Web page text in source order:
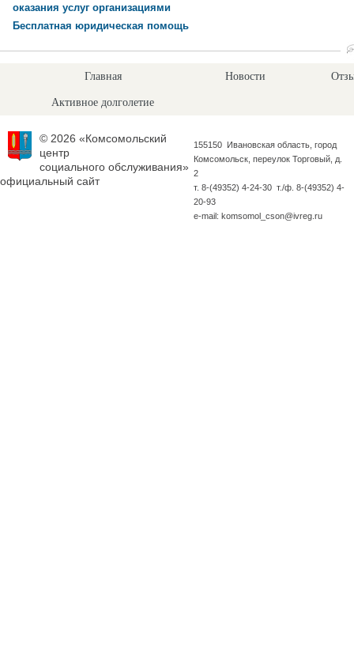
оказания услуг организациями
Бесплатная юридическая помощь
Главная Новости
Активное долголетие
© 2026 «Комсомольский
центр
социального обслуживания»
официальный сайт
155150 Ивановская область, город
Комсомольск, переулок Торговый, д.
2
т. 8-(49352) 4-24-30 т./ф. 8-(49352) 4-
20-93
e-mail: komsomol_cson@ivreg.ru